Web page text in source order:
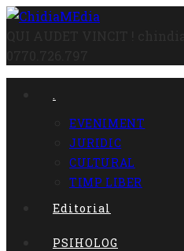
Skip
.
EVENIMENT
JURIDIC
CULTURAL
TIMP LIBER
Editorial
PSIHOLOG